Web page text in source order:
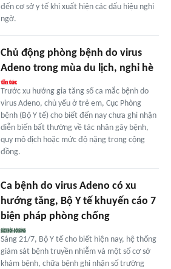
đến cơ sở y tế khi xuất hiện các dấu hiệu nghi
ngờ.
Chủ động phòng bệnh do virus
Adeno trong mùa du lịch, nghỉ hè
Trước xu hướng gia tăng số ca mắc bệnh do
virus Adeno, chủ yếu ở trẻ em, Cục Phòng
bệnh (Bộ Y tế) cho biết đến nay chưa ghi nhận
diễn biến bất thường về tác nhân gây bệnh,
quy mô dịch hoặc mức độ nặng trong cộng
đồng.
Ca bệnh do virus Adeno có xu
hướng tăng, Bộ Y tế khuyến cáo 7
biện pháp phòng chống
Sáng 21/7, Bộ Y tế cho biết hiện nay, hệ thống
giám sát bệnh truyền nhiễm và một số cơ sở
khám bệnh, chữa bệnh ghi nhận số trường